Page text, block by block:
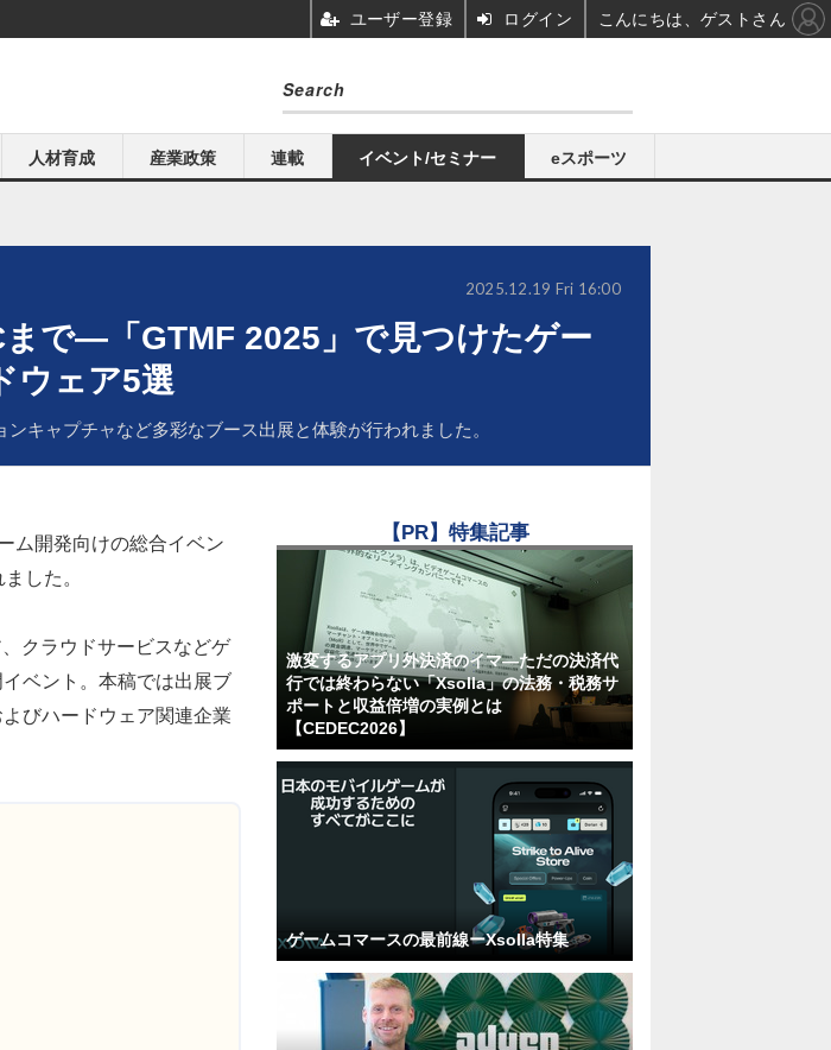
人材育成 産業政策 連載 イベント/セミナー eスポーツ
で―「GTMF 2025」で見つけたゲー
ウェア5選
キャプチャなど多彩なブース出展と体験が行われました。
2025.12.19 Fri 16:00
ム開発向けの総合イベン
した。
クラウドサービスなどゲ
ベント。本稿では出展ブ
びハードウェア関連企業
【PR】特集記事
激変するアプリ外決済のイマ―ただの決済代
行では終わらない「Xsolla」の法務・税務サ
ポートと収益倍増の実例とは
【CEDEC2026】
ゲームコマースの最前線ーXsolla特集
ユーザー登録 ログイン こんにちは、ゲストさん